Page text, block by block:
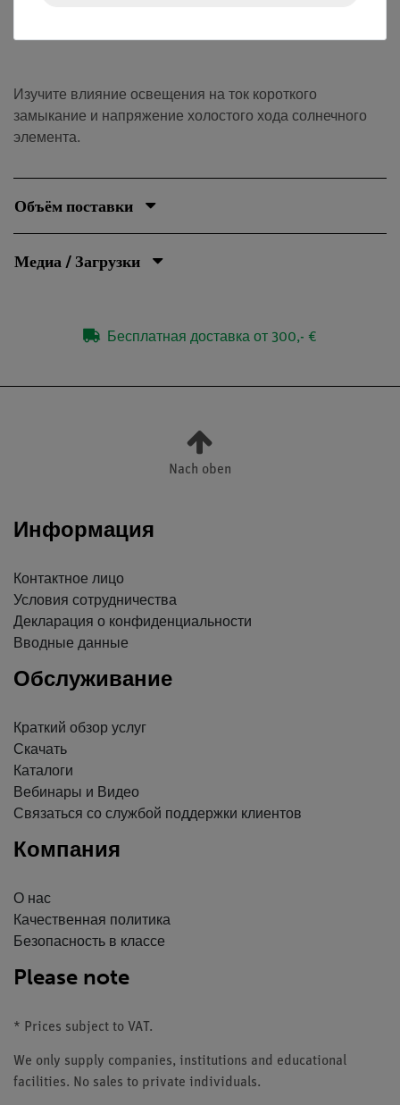
Изучите влияние освещения на ток короткого
замыкание и напряжение холостого хода солнечного
элемента.
Объём поставки
Медиа / Загрузки
Бесплатная доставка от 300,- €
Nach oben
Информация
Контактное лицо
Условия сотрудничества
Декларация о конфиденциальности
Вводные данные
Обслуживание
Краткий обзор услуг
Скачать
Каталоги
Вебинары и Видео
Связаться со службой поддержки клиентов
Компания
О нас
Качественная политика
Безопасность в классе
Please note
* Prices subject to VAT.
We only supply companies, institutions and educational
facilities. No sales to private individuals.